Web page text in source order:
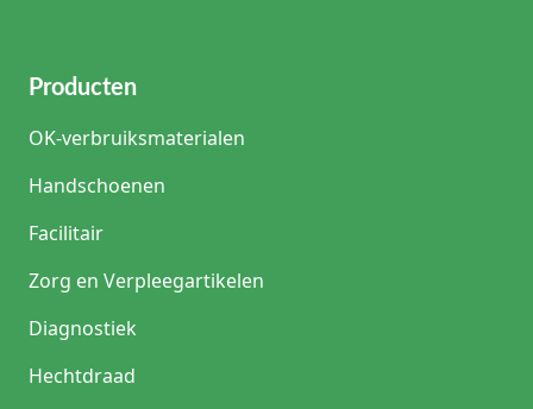
Producten
OK-verbruiksmaterialen
Handschoenen
Facilitair
Zorg en Verpleegartikelen
Diagnostiek
Hechtdraad